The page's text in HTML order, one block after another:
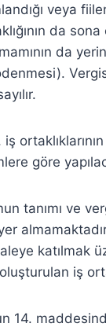
veya
da
da
göre
tanımı ve
katılmak
iş
14.